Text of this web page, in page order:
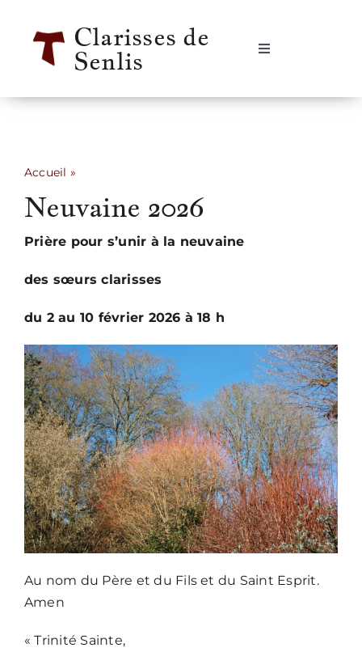
contenu
Clarisses de
Senlis
Navigation
Qui sommes-nous ?
Notre vie
Informations pratiques
Nous écrire
Accueil »
Neuvaine 2026
Prière pour s’unir à la neuvaine
des sœurs clarisses
du 2 au 10 février 2026 à 18 h
Au nom du Père et du Fils et du Saint Esprit.
Amen
« Trinité Sainte,